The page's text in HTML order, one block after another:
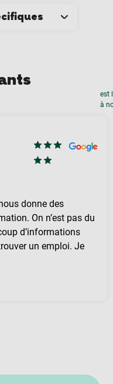
est
à
donne des
On n’est pas du
d’informations
un emploi. Je